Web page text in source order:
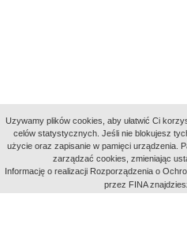
aktywności
Uzywamy plików cookies, aby ułatwić Ci
celów statystycznych. Jeśli nie blokujesz
użycie oraz zapisanie w pamięci urządzenia.
zarządzać cookies, zmieniając
Informację o realizacji Rozporządzenia o
przez FINA